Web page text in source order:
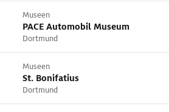
Museen
PACE Automobil Museum
Dortmund
Museen
St. Bonifatius
Dortmund